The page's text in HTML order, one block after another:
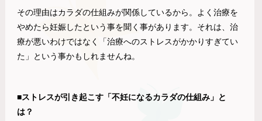
その理由はカラダの仕組みが関係しているから。よく治療を
やめたら妊娠したという事を聞く事があります。それは、治
療が悪いわけではなく「治療へのストレスがかかりすぎてい
た」という事かもしれませんね。
■ストレスが引き起こす「不妊になるカラダの仕組み」と
は？